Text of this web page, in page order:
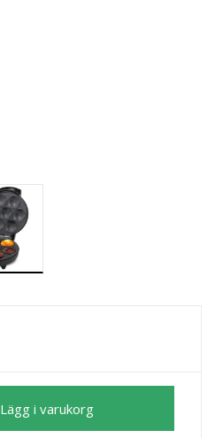
Lägg i varukorg